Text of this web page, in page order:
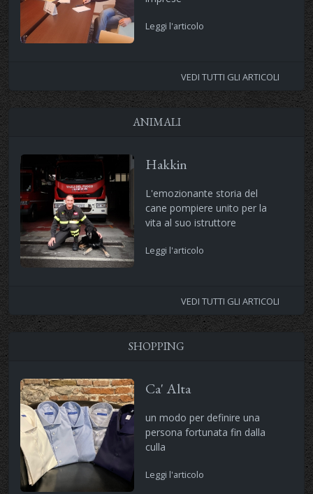
Leggi l'articolo
VEDI TUTTI GLI ARTICOLI
ANIMALI
Hakkin
L'emozionante storia del
cane pompiere unito per la
vita al suo istruttore
Leggi l'articolo
VEDI TUTTI GLI ARTICOLI
SHOPPING
Ca' Alta
un modo per definire una
persona fortunata fin dalla
culla
Leggi l'articolo